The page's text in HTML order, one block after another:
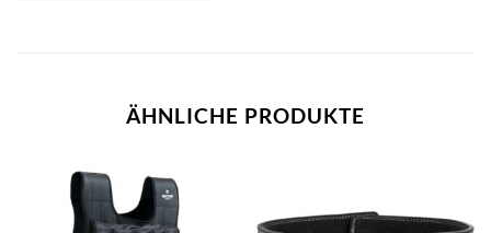
ÄHNLICHE PRODUKTE